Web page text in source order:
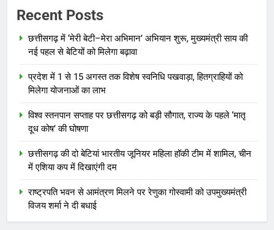
Recent Posts
छत्तीसगढ़ में ‘मेरी बेटी–मेरा अभिमान’ अभियान शुरू, मुख्यमंत्री साय की
नई पहल से बेटियों को मिलेगा बढ़ावा
प्रदेश में 1 से 15 अगस्त तक विशेष स्वनिधि पखवाड़ा, हितग्राहियों को
मिलेगा योजनाओं का लाभ
विश्व स्तनपान सप्ताह पर छत्तीसगढ़ को बड़ी सौगात, राज्य के पहले ‘मातृ
दूध कोष’ की घोषणा
छत्तीसगढ़ की दो बेटियां भारतीय जूनियर महिला हॉकी टीम में शामिल, चीन
में एशिया कप में दिखाएंगी दम
राष्ट्रपति भवन से आमंत्रण मिलने पर रेणुका गोस्वामी को उपमुख्यमंत्री
विजय शर्मा ने दी बधाई